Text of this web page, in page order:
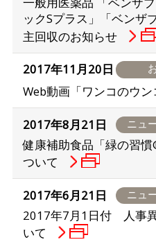
ックSプラス」「ベンザ
主回収のお知らせ
2017年11月20日
Web動画「ワンコのウ
2017年8月21日 ニュ
健康補助食品「緑の習
ついて
2017年6月21日 ニュ
2017年7月1日付 人事
いて